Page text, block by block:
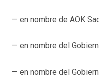
— en nombre de AOK
— en nombre del
— en nombre del